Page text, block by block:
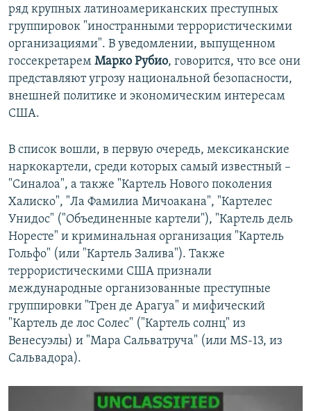
ряд крупных латиноамериканских преступных
группировок "иностранными террористическими
организациями". В уведомлении, выпущенном
госсекретарем Марко Рубио, говорится, что все они
представляют угрозу национальной безопасности,
внешней политике и экономическим интересам
США.
В список вошли, в первую очередь, мексиканские
наркокартели, среди которых самый известный –
"Синалоа", а также "Картель Нового поколения
Халиско", "Ла Фамилиа Мичоакана", "Картелес
Унидос" ("Объединенные картели"), "Картель дель
Норесте" и криминальная организация "Картель
Гольфо" (или "Картель Залива"). Также
террористическими США признали
международные организованные преступные
группировки "Трен де Арагуа" и мифический
"Картель де лос Солес" ("Картель солнц" из
Венесуэлы) и "Мара Сальватруча" (или MS-13, из
Сальвадора).